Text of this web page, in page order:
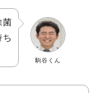
駒谷くん
菌